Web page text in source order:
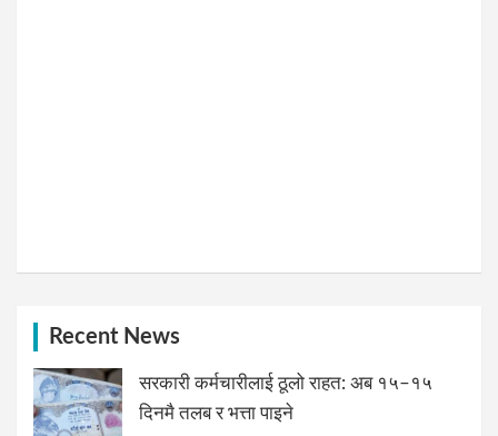
Recent News
सरकारी कर्मचारीलाई ठूलो राहत: अब १५–१५
दिनमै तलब र भत्ता पाइने